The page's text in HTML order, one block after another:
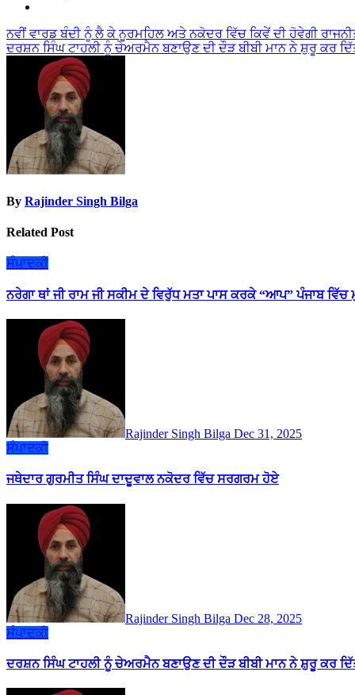
Post
navigation
ਨਵੀਂ ਵਾਰਡ ਬੰਦੀ ਨੂੰ ਲੈ ਕੇ ਨੂਰਮਹਿਲ ਅਤੇ ਨਕੋਦਰ ਵਿੱਚ ਕਿਵੇਂ ਦੀ ਹੋਵੇਗੀ
ਦਰਸ਼ਨ ਸਿੰਘ ਟਾਹਲੀ ਨੂੰ ਚੇਅਰਮੈਨ ਬਣਾਉਣ ਦੀ ਦੌੜ ਬੀਬੀ ਮਾਨ ਨੇ ਸ਼ੁਰੂ ਕਰ
By Rajinder Singh Bilga
Related Post
ਸੰਪਾਦਕੀ
ਨਰੇਗਾ ਥਾਂ ਜੀ ਰਾਮ ਜੀ ਸਕੀਮ ਦੇ ਵਿਰੁੱਧ ਮਤਾ ਪਾਸ ਕਰਕੇ “ਆਪ” ਪੰਜਾਬ ਵਿੱਚ
Rajinder Singh Bilga Dec 31, 2025
ਸੰਪਾਦਕੀ
ਜਥੇਦਾਰ ਗੁਰਮੀਤ ਸਿੰਘ ਦਾਦੂਵਾਲ ਨਕੋਦਰ ਵਿੱਚ ਸਰਗਰਮ ਹੋਏ
Rajinder Singh Bilga Dec 28, 2025
ਸੰਪਾਦਕੀ
ਦਰਸ਼ਨ ਸਿੰਘ ਟਾਹਲੀ ਨੂੰ ਚੇਅਰਮੈਨ ਬਣਾਉਣ ਦੀ ਦੌੜ ਬੀਬੀ ਮਾਨ ਨੇ ਸ਼ੁਰੂ ਕਰ